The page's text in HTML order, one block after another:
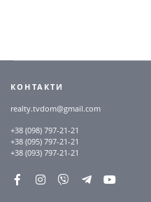
КОНТАКТИ
realty.tvdom@gmail.com
+38 (098) 797-21-21
+38 (095) 797-21-21
+38 (093) 797-21-21